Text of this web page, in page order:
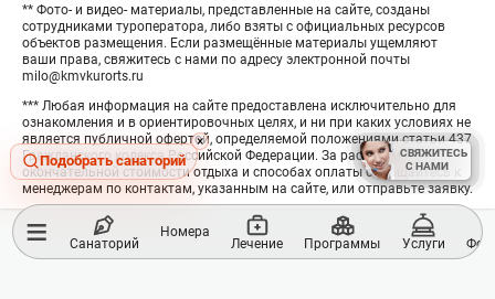
≡ Санаторий
Номера
Лечение Программы Услуги
** Фото- и видео- материалы, представленные на сайте, созданы
сотрудниками туроператора, либо взяты с официальных ресурсов
объектов размещения. Если размещённые материалы ущемляют
ваши права, свяжитесь с нами по адресу электронной почты
milo@kmvkurorts.ru
*** Любая информация на сайте предоставлена исключительно для
ознакомления и в ориентировочных целях, и ни при каких условиях не
является публичной офертой, определяемой положениями статьи 437
Гражданского кодекса Российской Федерации. За расчётом
окончательной стоимости отдыха и способах оплаты обращайтесь к
менеджерам по контактам, указанным на сайте, или отправьте заявку.
Подобрать санаторий
Hide
button
×
СВЯЖИТЕСЬ
С НАМИ
СВЯЖИТЕСЬ
С НАМИ